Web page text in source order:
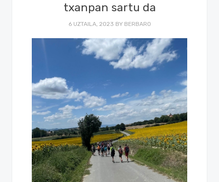
txanpan sartu da
6 UZTAILA, 2023 BY BERBARO